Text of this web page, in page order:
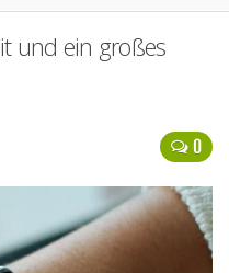
und ein großes
0